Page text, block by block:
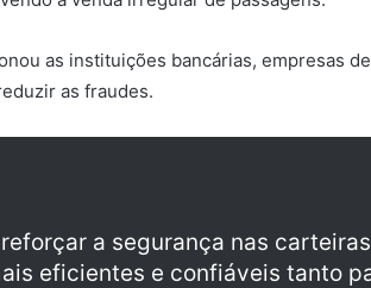
as instituições bancárias, empresas
as fraudes.
a segurança nas
eficientes e confiáveis tanto